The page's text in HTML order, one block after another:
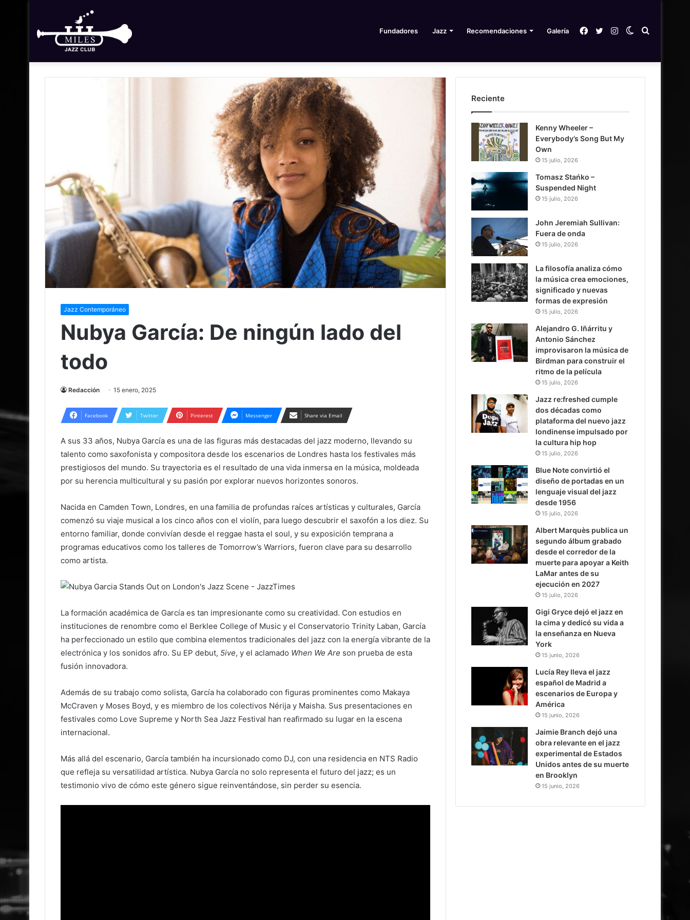
Fundadores Jazz Recomendaciones Galería Search
Switch
Instagram
Twitter
Facebook
Jazz Contemporáneo
Nubya García: De ningún lado del
todo
Redacción 15 enero, 2025
Facebook Twitter Pinterest Messenger Share via Email
A sus 33 años, Nubya García es una de las figuras más destacadas del jazz moderno, llevando su
talento como saxofonista y compositora desde los escenarios de Londres hasta los festivales más
prestigiosos del mundo. Su trayectoria es el resultado de una vida inmersa en la música, moldeada
por su herencia multicultural y su pasión por explorar nuevos horizontes sonoros.
Nacida en Camden Town, Londres, en una familia de profundas raíces artísticas y culturales, García
comenzó su viaje musical a los cinco años con el violín, para luego descubrir el saxofón a los diez. Su
entorno familiar, donde convivían desde el reggae hasta el soul, y su exposición temprana a
programas educativos como los talleres de Tomorrow’s Warriors, fueron clave para su desarrollo
como artista.
La formación académica de García es tan impresionante como su creatividad. Con estudios en
instituciones de renombre como el Berklee College of Music y el Conservatorio Trinity Laban, García
ha perfeccionado un estilo que combina elementos tradicionales del jazz con la energía vibrante de la
electrónica y los sonidos afro. Su EP debut, 5ive, y el aclamado When We Are son prueba de esta
fusión innovadora.
Además de su trabajo como solista, García ha colaborado con figuras prominentes como Makaya
McCraven y Moses Boyd, y es miembro de los colectivos Nérija y Maisha. Sus presentaciones en
festivales como Love Supreme y North Sea Jazz Festival han reafirmado su lugar en la escena
internacional.
Más allá del escenario, García también ha incursionado como DJ, con una residencia en NTS Radio
que refleja su versatilidad artística. Nubya García no solo representa el futuro del jazz; es un
testimonio vivo de cómo este género sigue reinventándose, sin perder su esencia.
Reciente
Kenny Wheeler –
Everybody’s Song But My
Own
15 julio, 2026
Tomasz Stańko –
Suspended Night
15 julio, 2026
John Jeremiah Sullivan:
Fuera de onda
15 julio, 2026
La filosofía analiza cómo
la música crea emociones,
significado y nuevas
formas de expresión
15 julio, 2026
Alejandro G. Iñárritu y
Antonio Sánchez
improvisaron la música de
Birdman para construir el
ritmo de la película
15 julio, 2026
Jazz re:freshed cumple
dos décadas como
plataforma del nuevo jazz
londinense impulsado por
la cultura hip hop
15 julio, 2026
Blue Note convirtió el
diseño de portadas en un
lenguaje visual del jazz
desde 1956
15 julio, 2026
Albert Marquès publica un
segundo álbum grabado
desde el corredor de la
muerte para apoyar a Keith
LaMar antes de su
ejecución en 2027
15 julio, 2026
Gigi Gryce dejó el jazz en
la cima y dedicó su vida a
la enseñanza en Nueva
York
15 junio, 2026
Lucía Rey lleva el jazz
español de Madrid a
escenarios de Europa y
América
15 junio, 2026
Jaimie Branch dejó una
obra relevante en el jazz
experimental de Estados
Unidos antes de su muerte
en Brooklyn
15 junio, 2026